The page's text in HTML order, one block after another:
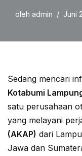
oleh admin Juni
Sedang mencari
Kotabumi
satu perusahaan
yang melayani
(AKAP) dari
Jawa dan